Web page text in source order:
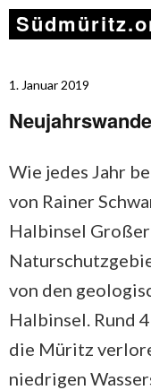
1. Januar 2019
Wie jedes Jahr
von Rainer
Halbinsel
von den
Halbinsel. Rund
die Müritz
niedrigen